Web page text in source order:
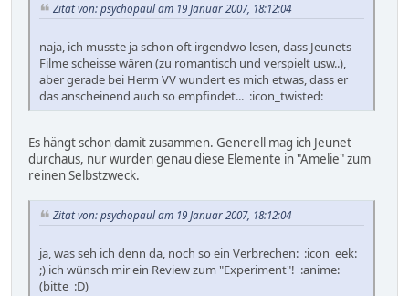
Zitat von: psychopaul am 19 Januar 2007, 18:12:04
naja, ich musste ja schon oft irgendwo lesen, dass Jeunets
Filme scheisse wären (zu romantisch und verspielt usw..),
aber gerade bei Herrn VV wundert es mich etwas, dass er
das anscheinend auch so empfindet... :icon_twisted:
Es hängt schon damit zusammen. Generell mag ich Jeunet
durchaus, nur wurden genau diese Elemente in "Amelie" zum
reinen Selbstzweck.
Zitat von: psychopaul am 19 Januar 2007, 18:12:04
ja, was seh ich denn da, noch so ein Verbrechen: :icon_eek:
;) ich wünsch mir ein Review zum "Experiment"! :anime:
(bitte :D)